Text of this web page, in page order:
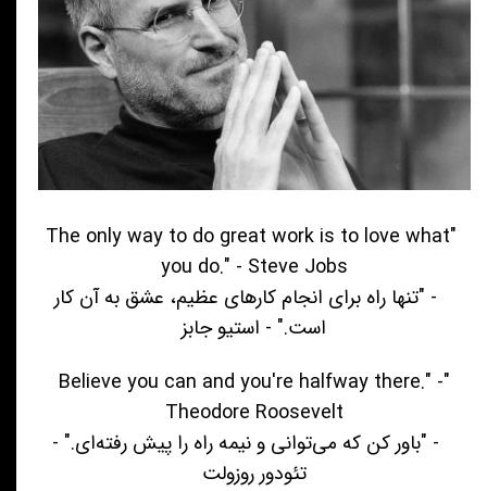
"The only way to do great work is to love what
you do." - Steve Jobs
- "تنها راه برای انجام کارهای عظیم، عشق به آن کار
است." - استیو جابز
"Believe you can and you're halfway there." -
Theodore Roosevelt
- "باور کن که می‌توانی و نیمه راه را پیش رفته‌ای." -
تئودور روزولت